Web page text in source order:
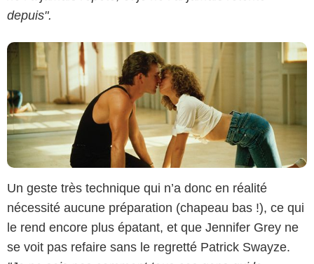
depuis".
Un geste très technique qui n’a donc en réalité
nécessité aucune préparation (chapeau bas !), ce qui
le rend encore plus épatant, et que Jennifer Grey ne
se voit pas refaire sans le regretté Patrick Swayze.